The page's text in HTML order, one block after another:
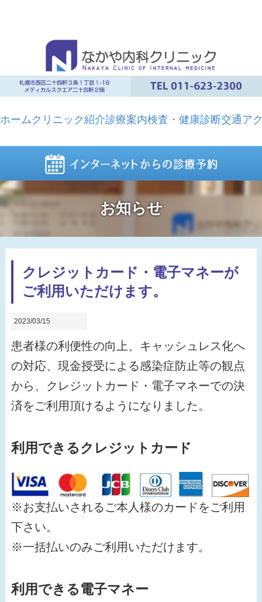
ホームクリニック紹介診療案内検査・健康診断交通ア
お知らせ
クレジットカード・電子マネーが
ご利用いただけます。
2023/03/15
患者様の利便性の向上、キャッシュレス化へ
の対応、現金授受による感染症防止等の観点
から、クレジットカード・電子マネーでの決
済をご利用頂けるようになりました。
利用できるクレジットカード
※お支払いされるご本人様のカードをご利用
下さい。
※一括払いのみご利用いただけます。
利用できる電子マネー